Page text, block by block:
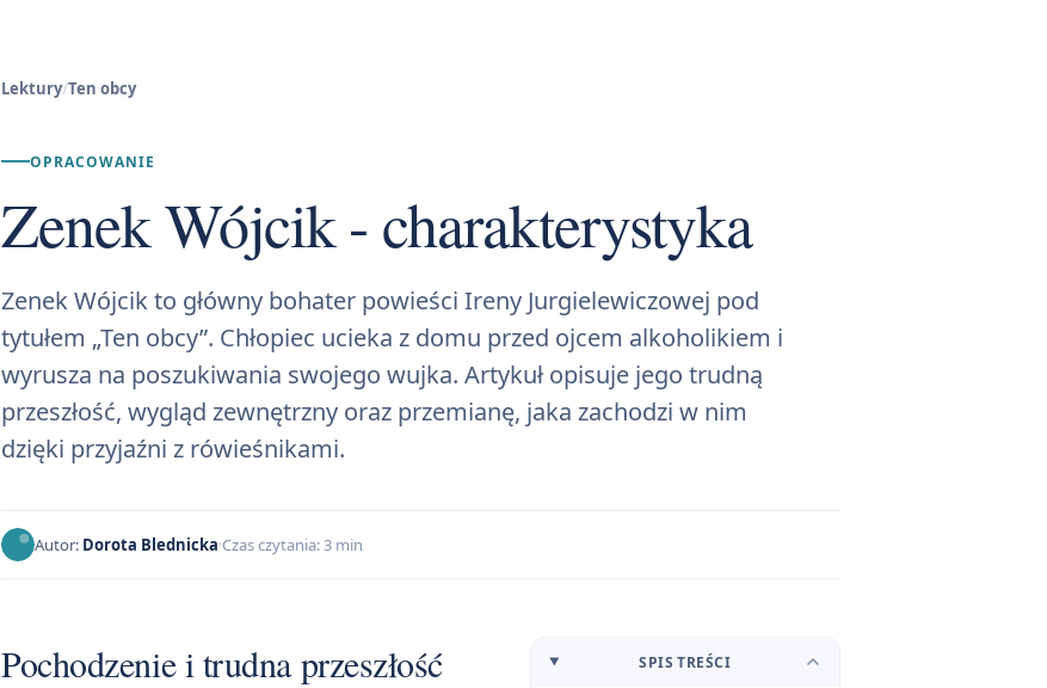
Lektury/Ten obcy
OPRACOWANIE
Zenek Wójcik - charakterystyka
Zenek Wójcik to główny bohater powieści Ireny Jurgielewiczowej pod
tytułem „Ten obcy”. Chłopiec ucieka z domu przed ojcem alkoholikiem i
wyrusza na poszukiwania swojego wujka. Artykuł opisuje jego trudną
przeszłość, wygląd zewnętrzny oraz przemianę, jaka zachodzi w nim
dzięki przyjaźni z rówieśnikami.
Autor: Dorota Blednicka Czas czytania: 3 min
SPIS TREŚCI
Pochodzenie i trudna przeszłość